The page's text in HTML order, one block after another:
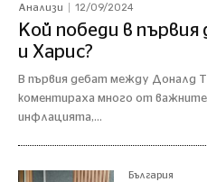
Анализи 12/09/2024
Кой победи в
и Харис?
В първия дебат между Доналд
коментираха много от
инфлацията,...
България